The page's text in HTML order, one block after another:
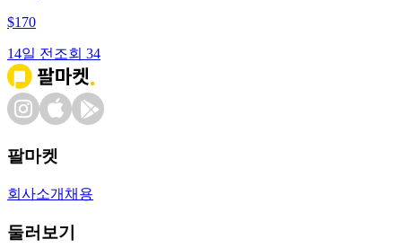
$170
14일 전 조회 34
팔마켓
회사소개 채용
둘러보기